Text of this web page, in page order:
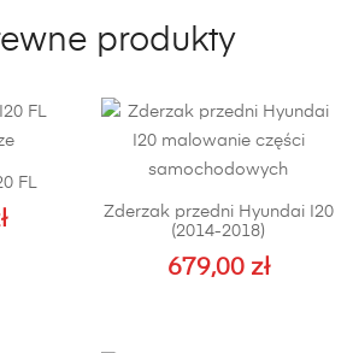
produkty
FL
Zderzak przedni Hyundai I20
(2014-2018)
679,00 zł